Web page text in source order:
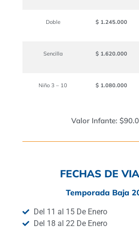
Doble $ 1.245.000
Sencilla $ 1.620.000
Niño 3 – 10 $ 1.080.000
Valor Infante:
FECHAS DE
Temporada Baja
Del 11 al 15 De Enero
Del 18 al 22 De Enero